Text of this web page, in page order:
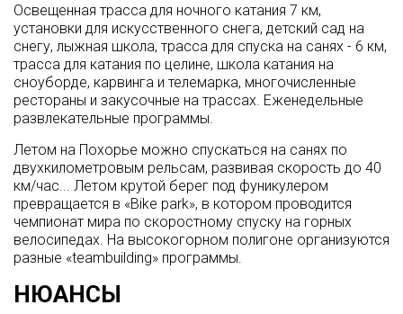
Освещенная трасса для ночного катания 7 км,
установки для искусственного снега, детский сад на
снегу, лыжная школа, трасса для спуска на санях - 6 км,
трасса для катания по целине, школа катания на
сноуборде, карвинга и телемарка, многочисленные
рестораны и закусочные на трассах. Еженедельные
развлекательные программы.
Летом на Похорье можно спускаться на санях по
двухкилометровым рельсам, развивая скорость до 40
км/час... Летом крутой берег под фуникулером
превращается в «Bike park», в котором проводится
чемпионат мира по скоростному спуску на горных
велосипедах. На высокогорном полигоне организуются
разные «teambuilding» программы.
НЮАНСЫ